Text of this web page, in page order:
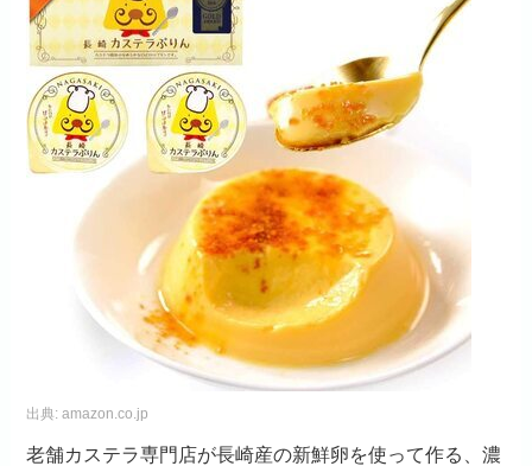
出典:amazon.co.jp
老舗カステラ専門店が長崎産の新鮮卵を使って作る、濃